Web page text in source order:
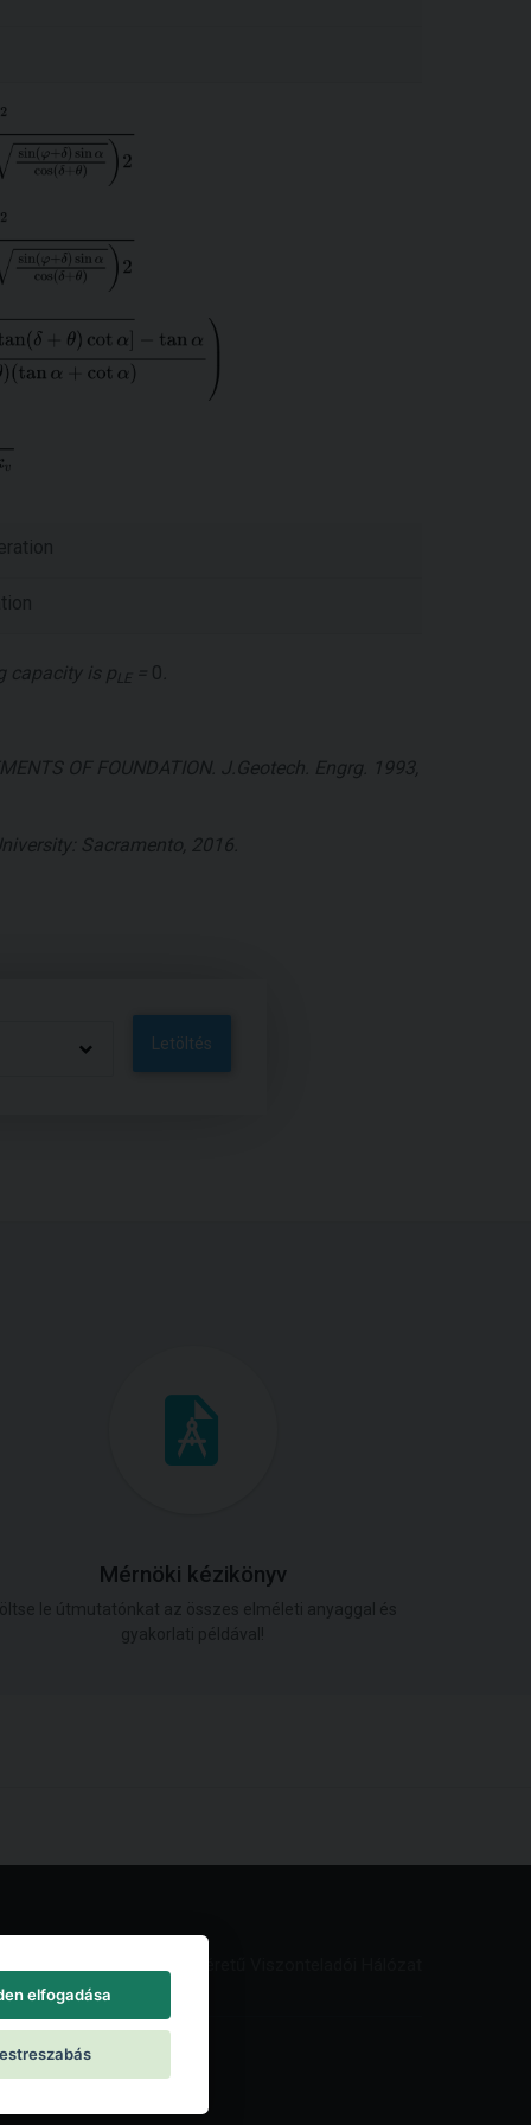
capacity is pLE 0
OF FOUNDATION. J.Geotech. Engrg. 1993,
Sacramento, 2016.
Letöltés
Mérnöki kézikönyv
elfogadása